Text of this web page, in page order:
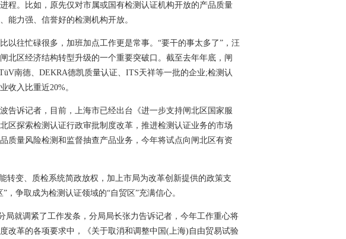
程。比如，原先仅对市属或国有检测认证机构开放的产品质量
能力强、信誉好的检测机构开放。
往忙碌很多，加班加点工作更是常事。“要干的事太多了”，汪
北区经济结构转型升级的一个重要突破口。截至去年年底，闸
南德、DEKRA德凯质量认证、ITS天祥等一批的企业;检测认
收入比重近20%。
诉记者，目前，上海市已经出台《进一步支持闸北区国家服
区探索检测认证行政审批制度改革，推进检测认证业务的市场
质量风险检测和监督抽查产品业务，今年将试点向闸北区有资
变、质检系统简政放权，加上市局为改革创新提供的政策支
争取成为检测认证领域的“自贸区”充满信心。
就调紧了工作发条，分局局长张力告诉记者，今年工作重心将
改革的各项要求中，《关于取消和调整中国(上海)自由贸易试验